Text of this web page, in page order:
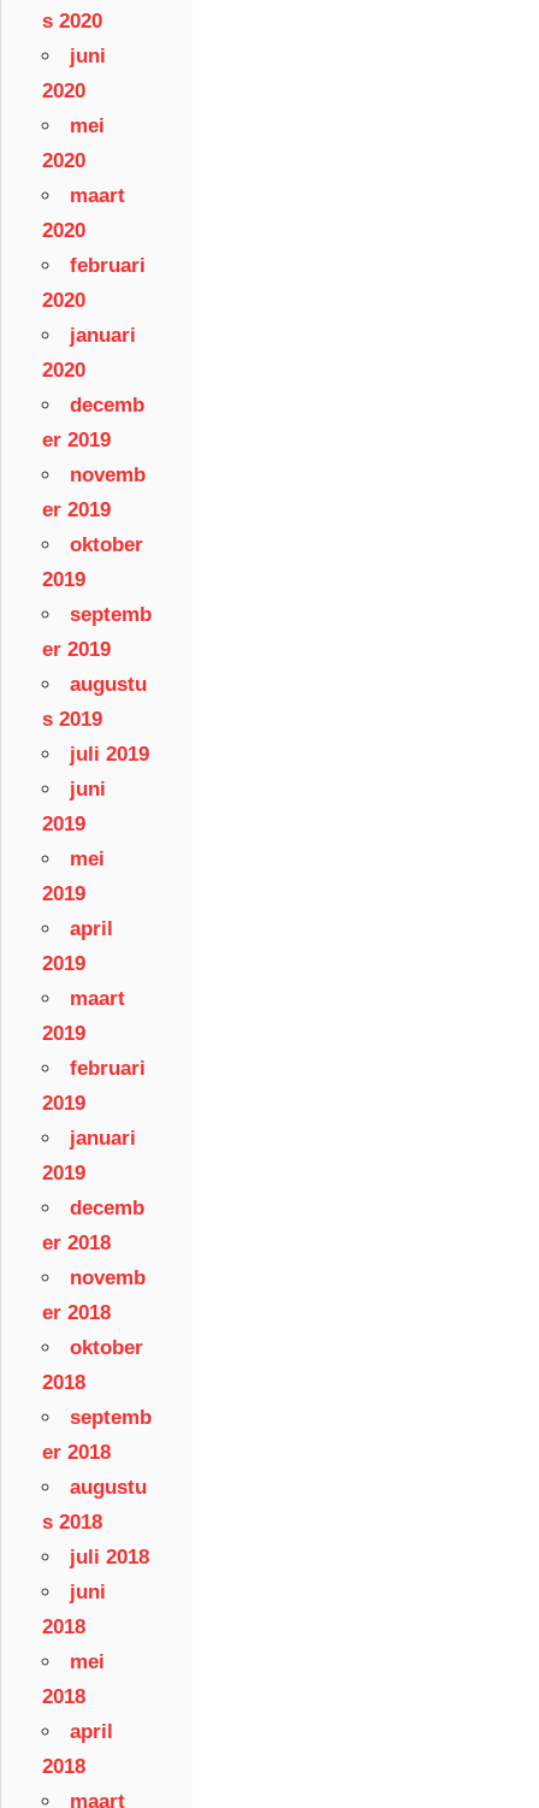
s 2020
juni
2020
mei
2020
maart
2020
februari
2020
januari
2020
decemb
er 2019
novemb
er 2019
oktober
2019
septemb
er 2019
augustu
s 2019
juli 2019
juni
2019
mei
2019
april
2019
maart
2019
februari
2019
januari
2019
decemb
er 2018
novemb
er 2018
oktober
2018
septemb
er 2018
augustu
s 2018
juli 2018
juni
2018
mei
2018
april
2018
maart